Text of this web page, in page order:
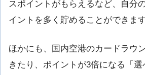
スポイントがもらえるなど、自分
イントを多く貯めることができます
ほかにも、国内空港のカードラウ
きたり、ポイントが3倍になる「